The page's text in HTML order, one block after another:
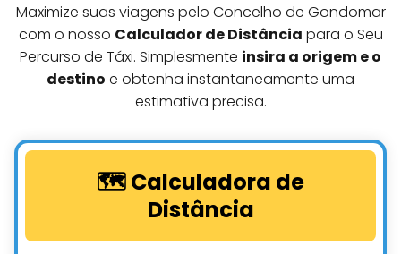
Maximize suas viagens pelo Concelho de Gondomar
com o nosso Calculador de Distância para o Seu
Percurso de Táxi. Simplesmente insira a origem e o
destino e obtenha instantaneamente uma
estimativa precisa.
🗺️ Calculadora de
Distância